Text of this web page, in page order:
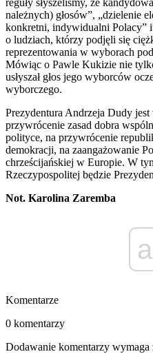
reguły słyszeliśmy, że
należnych) głosów”, „dzielenie
konkretni, indywidualni Polacy”
o ludziach, którzy podjęli się
reprezentowania w wyborach
Mówiąc o Pawle Kukizie nie
usłyszał głos jego wyborców
wyborczego.
Prezydentura Andrzeja Dudy
przywrócenie zasad dobra
polityce, na przywrócenie
demokracji, na zaangażowanie
chrześcijańskiej w Europie. W
Rzeczypospolitej będzie
Not. Karolina Zaremba
Komentarze
0 komentarzy
Dodawanie komentarzy wymaga